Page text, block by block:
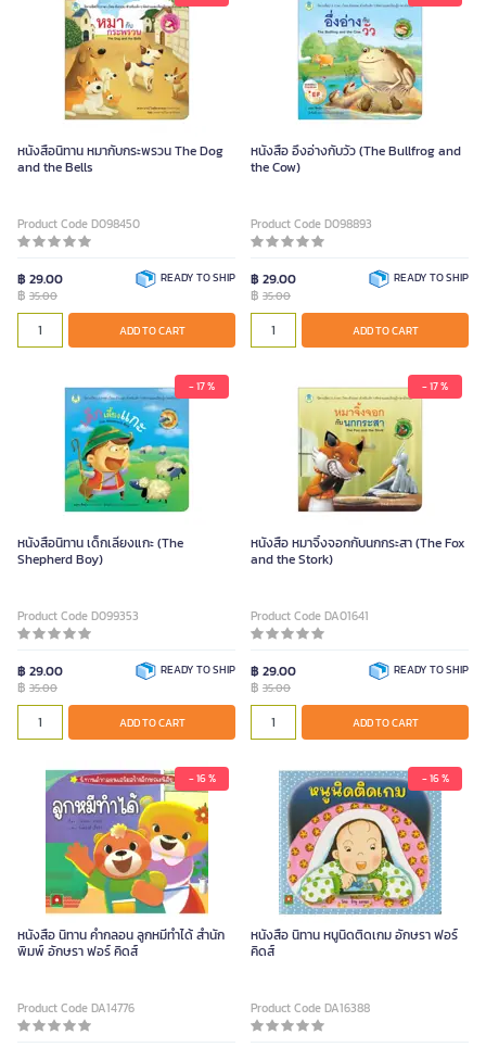
หนังสือนิทาน หมากับกระพรวน The Dog
and the Bells
Product Code D098450
฿ 29.00
฿ 35.00
READY TO SHIP
ADD TO CART
หนังสือ อึ่งอ่างกับวัว (The Bullfrog and
the Cow)
Product Code D098893
฿ 29.00
฿ 35.00
READY TO SHIP
ADD TO CART
- 17 %
หนังสือนิทาน เด็กเลี้ยงแกะ (The
Shepherd Boy)
Product Code D099353
฿ 29.00
฿ 35.00
READY TO SHIP
ADD TO CART
- 17 %
หนังสือ หมาจิ้งจอกกับนกกระสา (The Fox
and the Stork)
Product Code DA01641
฿ 29.00
฿ 35.00
READY TO SHIP
ADD TO CART
- 16 %
หนังสือ นิทาน คำกลอน ลูกหมีทําได้ สำนัก
พิมพ์ อักษรา ฟอร์ คิดส์
Product Code DA14776
- 16 %
หนังสือ นิทาน หนูนิดติดเกม อักษรา ฟอร์
คิดส์
Product Code DA16388